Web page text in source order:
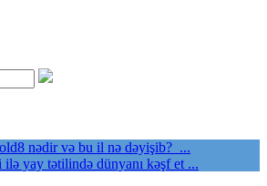
nədir və bu il nə dəyişib? ...
yay tətilində dünyanı kəşf et ...